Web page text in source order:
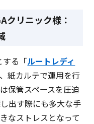
クリニック様：
する「ルートレディ
紙カルテで運用を行
保管スペースを圧迫
出す際にも多大な手
なストレスとなって